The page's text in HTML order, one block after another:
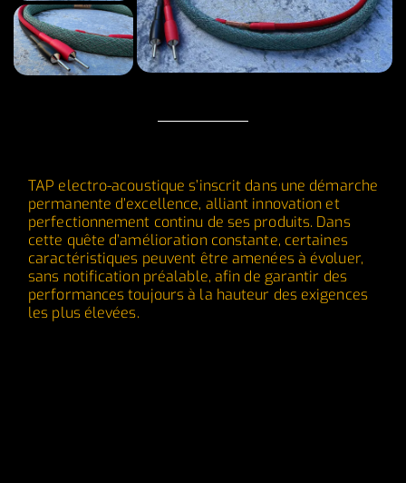
TAP electro-acoustique s’inscrit dans une démarche
permanente d’excellence, alliant innovation et
perfectionnement continu de ses produits. Dans
cette quête d’amélioration constante, certaines
caractéristiques peuvent être amenées à évoluer,
sans notification préalable, afin de garantir des
performances toujours à la hauteur des exigences
les plus élevées.